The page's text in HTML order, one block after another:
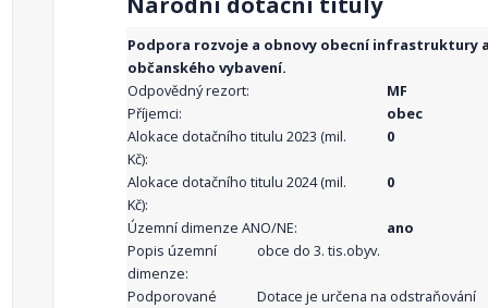
Podpora rozvoje a obnovy obecní infrastruktury
občanského vybavení.
Odpovědný rezort:
MF
Příjemci:
obec
Alokace dotačního titulu 2023 (mil.
Kč):
0
Alokace dotačního titulu 2024 (mil.
Kč):
0
Územní dimenze ANO/NE:
ano
Popis územní
dimenze:
obce do 3. tis.obyv.
Podporované
Dotace je určena na odstraňování